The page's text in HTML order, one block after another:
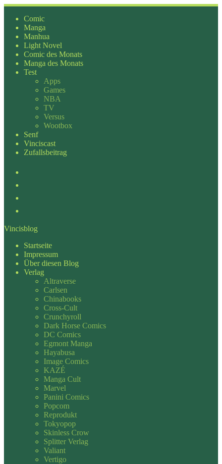
Zum
Inhalt
springen
Comic
Manga
Manhua
Light Novel
Comic des Monats
Manga des Monats
Test
Apps
Games
NBA
TV
Versus
Wootbox
Senf
Vinciscast
Zufallsbeitrag
Vincisblog
Startseite
Impressum
Über diesen Blog
Verlag
Altraverse
Carlsen
Chinabooks
Cross-Cult
Crunchyroll
Dark Horse Comics
DC Comics
Egmont Manga
Hayabusa
Image Comics
KAZÉ
Manga Cult
Marvel
Panini Comics
Popcom
Reprodukt
Tokyopop
Skinless Crow
Splitter Verlag
Valiant
Vertigo